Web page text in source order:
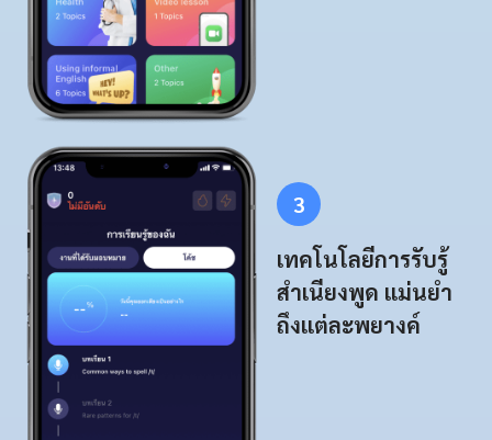
3
เทคโนโลยีการรับรู้
สำเนียงพูด แม่นยำ
ถึงแต่ละพยางค์